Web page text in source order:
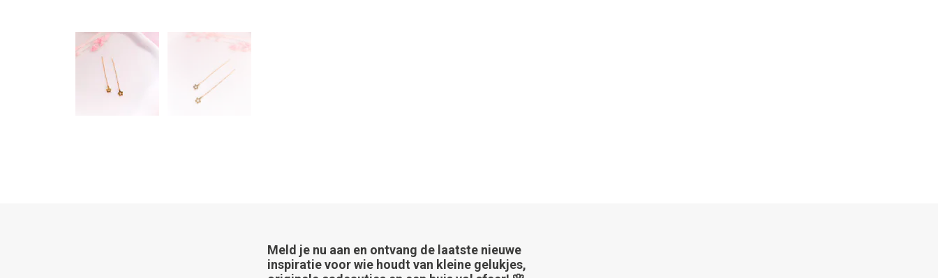
Meld je nu aan en ontvang de laatste nieuwe
inspiratie voor wie houdt van kleine gelukjes,